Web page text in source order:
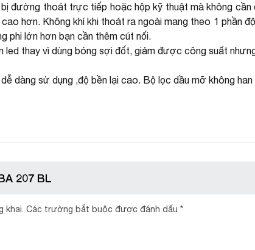
đường thoát trực tiếp hoặc hộp kỹ thuật mà không
hơn. Không khí khi thoát ra ngoài mang theo 1
phi lớn hơn bạn cần thêm cút nối.
thay vì dùng bóng sợi đốt, giảm được công suất
dàng sử dụng ,độ bền lại cao. Bộ lọc dầu mỡ không
207 BL
khai. Các trường bắt buộc được đánh dấu *